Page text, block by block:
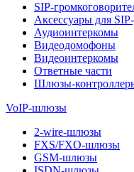
SIP-
Аксессуары для
Аудиоинтеркомы
Видеодомофоны
Видеоинтеркомы
Ответные части
Шлюзы-
VoIP-шлюзы
2-wire-шлюзы
FXS/FXO-шлюзы
GSM-шлюзы